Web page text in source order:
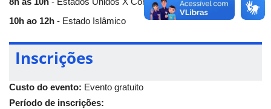
10h ao 12h - Estado Islâmico
Inscrições
Custo do evento: Evento gratuito
Período de inscrições: